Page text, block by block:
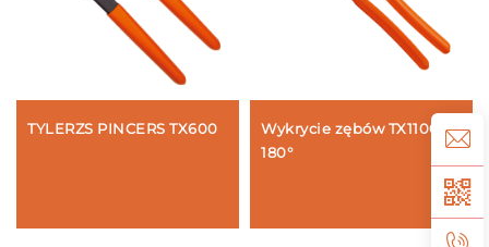
TYLERZS PINCERS TX600
Wykrycie zębów TX1100-
180°